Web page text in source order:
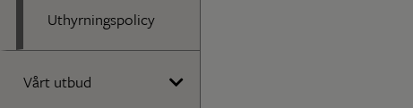
Uthyrningspolicy
Vårt utbud